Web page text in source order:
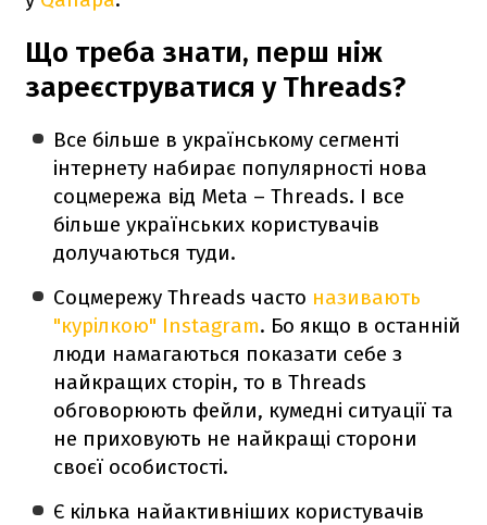
Що треба знати, перш ніж
зареєструватися у Threads?
Все більше в українському сегменті
інтернету набирає популярності нова
соцмережа від Meta – Threads. І все
більше українських користувачів
долучаються туди.
Соцмережу Threads часто називають
"курілкою" Instagram. Бо якщо в останній
люди намагаються показати себе з
найкращих сторін, то в Threads
обговорюють фейли, кумедні ситуації та
не приховують не найкращі сторони
своєї особистості.
Є кілька найактивніших користувачів